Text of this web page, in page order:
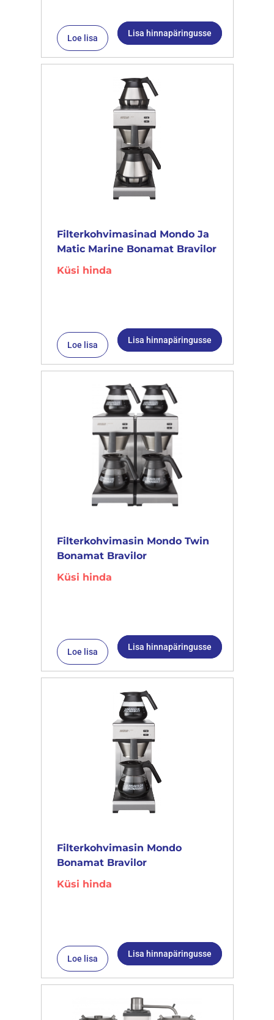
Loe lisa Lisa hinnapäringusse
Filterkohvimasinad Mondo Ja
Matic Marine Bonamat Bravilor
Küsi hinda
Loe lisa Lisa hinnapäringusse
Filterkohvimasin Mondo Twin
Bonamat Bravilor
Küsi hinda
Loe lisa Lisa hinnapäringusse
Filterkohvimasin Mondo
Bonamat Bravilor
Küsi hinda
Loe lisa Lisa hinnapäringusse